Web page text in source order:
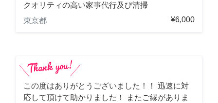
クオリティの高い家事代行及び清掃
東京都
¥6,000
この度はありがとうございました！！ 迅速に対
応して頂けて助かりました！ またご縁がありま